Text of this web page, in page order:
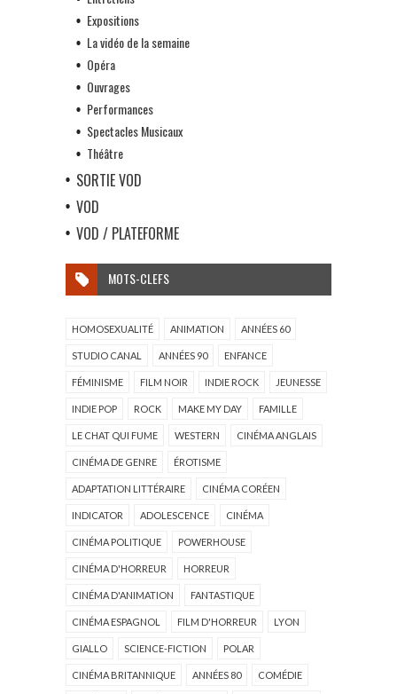
Expositions
La vidéo de la semaine
Opéra
Ouvrages
Performances
Spectacles Musicaux
Théâtre
SORTIE VOD
VOD
VOD / PLATEFORME
MOTS-CLEFS
HOMOSEXUALITÉ ANIMATION ANNÉES 60
STUDIO CANAL ANNÉES 90 ENFANCE
FÉMINISME FILM NOIR INDIE ROCK JEUNESSE
INDIE POP ROCK MAKE MY DAY FAMILLE
LE CHAT QUI FUME WESTERN CINÉMA ANGLAIS
CINÉMA DE GENRE ÉROTISME
ADAPTATION LITTÉRAIRE CINÉMA CORÉEN
INDICATOR ADOLESCENCE CINÉMA
CINÉMA POLITIQUE POWERHOUSE
CINÉMA D'HORREUR HORREUR
CINÉMA D'ANIMATION FANTASTIQUE
CINÉMA ESPAGNOL FILM D'HORREUR LYON
GIALLO SCIENCE-FICTION POLAR
CINÉMA BRITANNIQUE ANNÉES 80 COMÉDIE